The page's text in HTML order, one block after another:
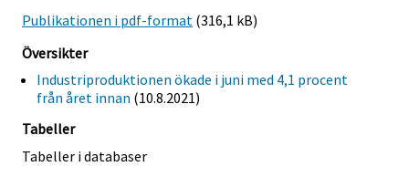
Publikationen i pdf-format (316,1 kB)
Översikter
Industriproduktionen ökade i juni med 4,1 procent
från året innan (10.8.2021)
Tabeller
Tabeller i databaser